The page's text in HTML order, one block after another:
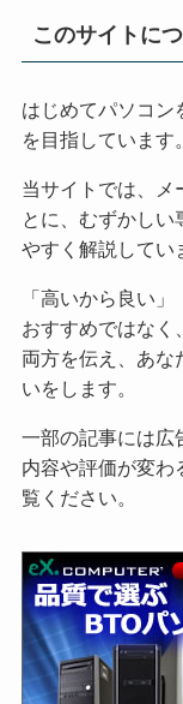
このサイトに
はじめてパソコン
を目指しています。
当サイトでは、メ
とに、むずかしい
やすく解説してい
「高いから良い
おすすめではなく
両方を伝え、あな
いをします。
一部の記事には広
内容や評価が変わ
覧ください。